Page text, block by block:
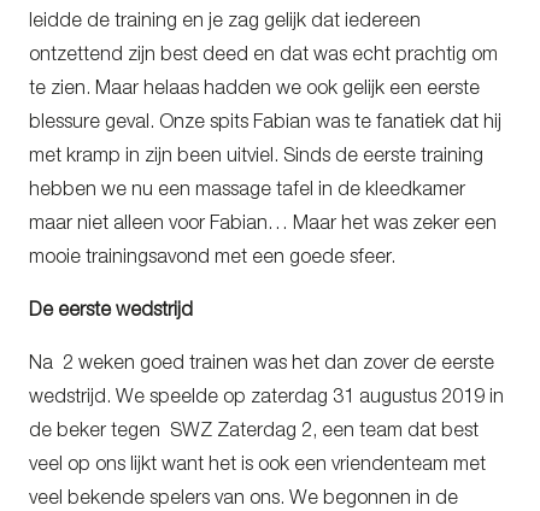
leidde de training en je zag gelijk dat iedereen
ontzettend zijn best deed en dat was echt prachtig om
te zien. Maar helaas hadden we ook gelijk een eerste
blessure geval. Onze spits Fabian was te fanatiek dat hij
met kramp in zijn been uitviel. Sinds de eerste training
hebben we nu een massage tafel in de kleedkamer
maar niet alleen voor Fabian… Maar het was zeker een
mooie trainingsavond met een goede sfeer.
De eerste wedstrijd
Na 2 weken goed trainen was het dan zover de eerste
wedstrijd. We speelde op zaterdag 31 augustus 2019 in
de beker tegen SWZ Zaterdag 2, een team dat best
veel op ons lijkt want het is ook een vriendenteam met
veel bekende spelers van ons. We begonnen in de